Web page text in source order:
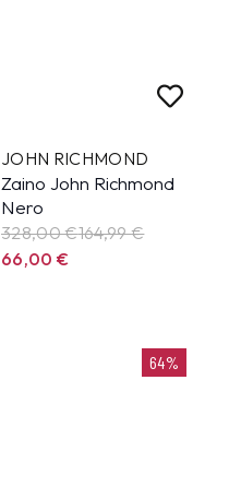
JOHN RICHMOND
Zaino John Richmond
Nero
328,00 €164,99€
66,00€
64%